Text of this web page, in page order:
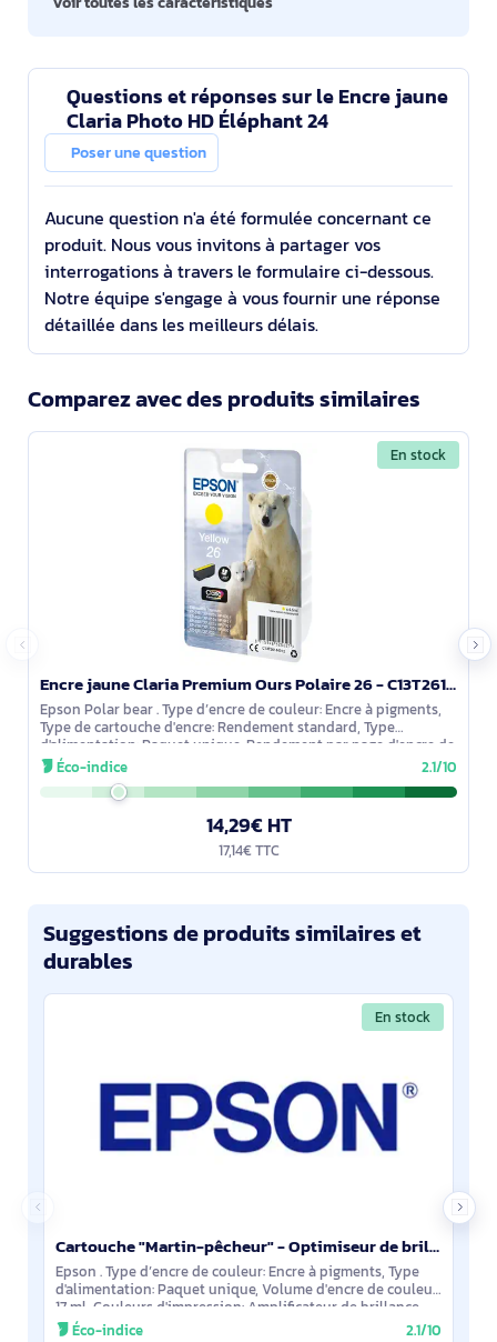
Questions et réponses sur le Encre jaune
Claria Photo HD Éléphant 24
Poser une question
Aucune question n'a été formulée concernant ce
produit. Nous vous invitons à partager vos
interrogations à travers le formulaire ci-dessous.
Notre équipe s'engage à vous fournir une réponse
détaillée dans les meilleurs délais.
Comparez avec des produits similaires
En stock
Encre jaune Claria Premium Ours Polaire 26 - C13T26144012
Epson Polar bear . Type d’encre de couleur: Encre à pigments,
Type de cartouche d'encre: Rendement standard, Type
d'alimentation: Paquet unique, Rendement par page d'encre de
couleur: 300 pages,
Éco-indice 2.1/10
14,29€ HT
17,14€ TTC
Suggestions de produits similaires et
durables
En stock
Cartouche "Martin-pêcheur" - Optimiseur de brillance - C13T15904010
Epson . Type d’encre de couleur: Encre à pigments, Type
d'alimentation: Paquet unique, Volume d'encre de couleur:
17 ml, Couleurs d'impression: Amplificateur de brillance,
Quantité: 1 pièce(s)
Éco-indice 2.1/10